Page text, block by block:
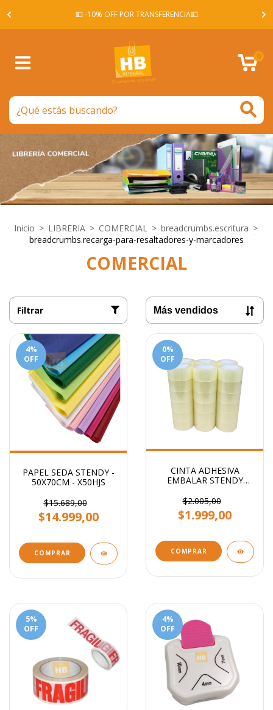
💵 -10% OFF POR TRANSFERENCIA💵
0
Inicio > LIBRERIA > COMERCIAL > breadcrumbs.escritura >
breadcrumbs.recarga-para-resaltadores-y-marcadores
COMERCIAL
Filtrar
4%
OFF
PAPEL SEDA STENDY -
50X70CM - X50HJS
$15.689,00
$14.999,00
COMPRAR
0%
OFF
CINTA ADHESIVA
EMBALAR STENDY
$2.005,00
$1.999,00
COMPRAR
5%
OFF
4%
OFF